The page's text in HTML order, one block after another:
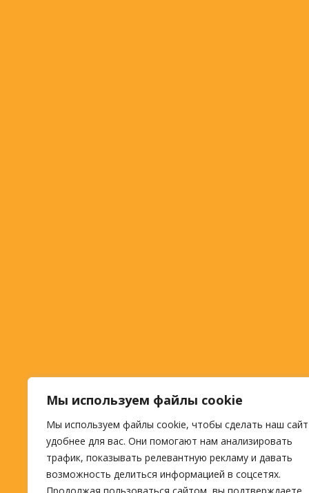
Мы используем файлы cookie
Мы используем файлы cookie, чтобы сделать наш сайт
удобнее для вас. Они помогают нам анализировать
трафик, показывать релевантную рекламу и давать
возможность делиться информацией в соцсетях.